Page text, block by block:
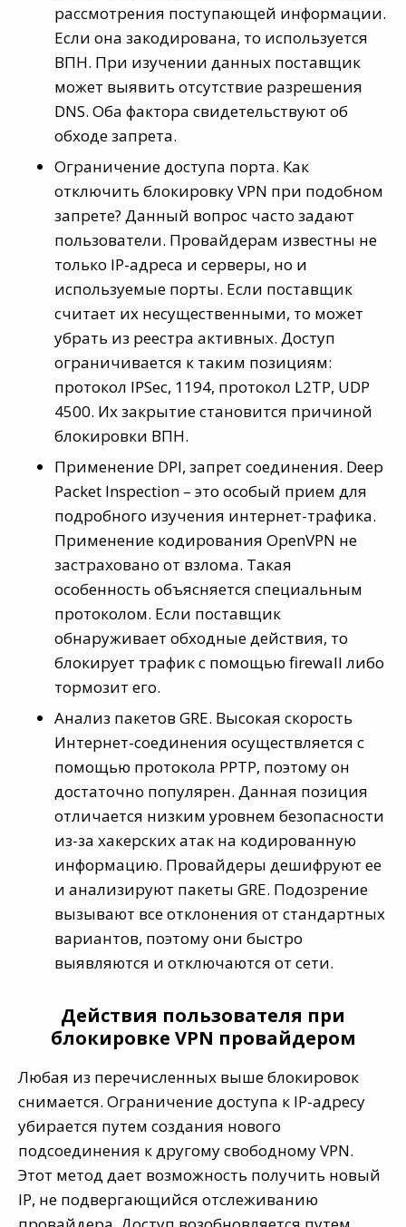
рассмотрения поступающей информации.
Если она закодирована, то используется
ВПН. При изучении данных поставщик
может выявить отсутствие разрешения
DNS. Оба фактора свидетельствуют об
обходе запрета.
Ограничение доступа порта. Как
отключить блокировку VPN при подобном
запрете? Данный вопрос часто задают
пользователи. Провайдерам известны не
только IP-адреса и серверы, но и
используемые порты. Если поставщик
считает их несущественными, то может
убрать из реестра активных. Доступ
ограничивается к таким позициям:
протокол IPSec, 1194, протокол L2TP, UDP
4500. Их закрытие становится причиной
блокировки ВПН.
Применение DPI, запрет соединения. Deep
Packet Inspection – это особый прием для
подробного изучения интернет-трафика.
Применение кодирования OpenVPN не
застраховано от взлома. Такая
особенность объясняется специальным
протоколом. Если поставщик
обнаруживает обходные действия, то
блокирует трафик с помощью firewall либо
тормозит его.
Анализ пакетов GRE. Высокая скорость
Интернет-соединения осуществляется с
помощью протокола PPTP, поэтому он
достаточно популярен. Данная позиция
отличается низким уровнем безопасности
из-за хакерских атак на кодированную
информацию. Провайдеры дешифруют ее
и анализируют пакеты GRE. Подозрение
вызывают все отклонения от стандартных
вариантов, поэтому они быстро
выявляются и отключаются от сети.
Действия пользователя при
блокировке VPN провайдером
Любая из перечисленных выше блокировок
снимается. Ограничение доступа к IP-адресу
убирается путем создания нового
подсоединения к другому свободному VPN.
Этот метод дает возможность получить новый
IP, не подвергающийся отслеживанию